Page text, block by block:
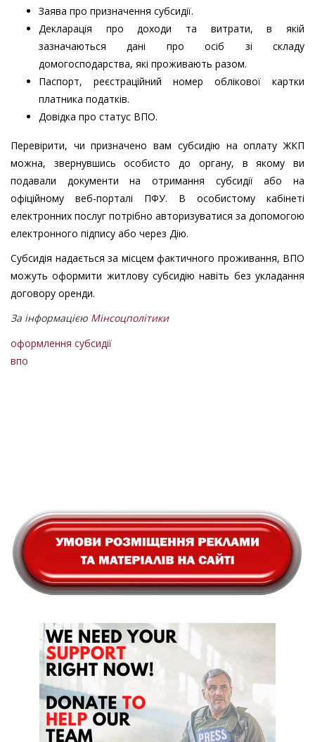
Заява про призначення субсидії.
Декларація про доходи та витрати, в якій
зазначаються дані про осіб зі складу
домогосподарства, які проживають разом.
Паспорт, реєстраційний номер облікової картки
платника податків.
Довідка про статус ВПО.
Перевірити, чи призначено вам субсидію на оплату ЖКП
можна, звернувшись особисто до органу, в якому ви
подавали документи на отримання субсидії або на
офіційному веб-порталі ПФУ. В особистому кабінеті
електронних послуг потрібно авторизуватися за допомогою
електронного підпису або через Дію.
Субсидія надається за місцем фактичного проживання, ВПО
можуть оформити житлову субсидію навіть без укладання
договору оренди.
За інформацією Мінсоцполітики
оформлення субсидії
впо